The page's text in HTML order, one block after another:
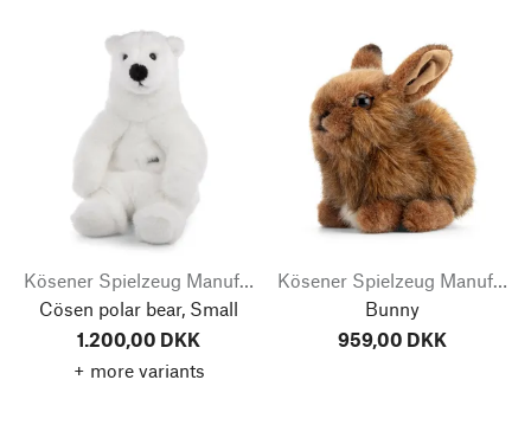
Kösener Spielzeug Manufaktur
Cösen polar bear, Small
1.200,00 DKK
+ more variants
Kösener Spielzeug Manufaktur
Bunny
959,00 DKK